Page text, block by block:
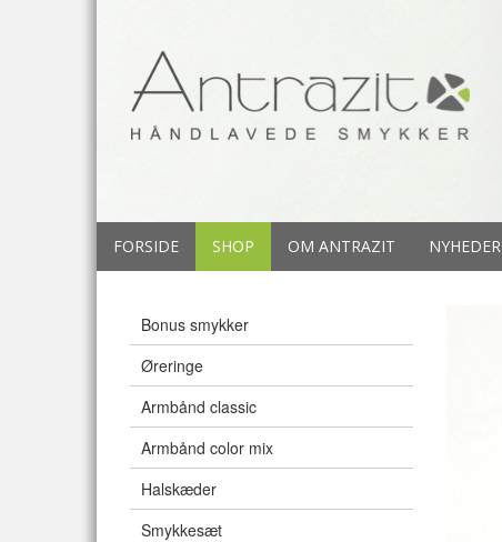
FORSIDE SHOP OM ANTRAZIT NYHEDER
Bonus smykker
Øreringe
Armbånd classic
Armbånd color mix
Halskæder
Smykkesæt